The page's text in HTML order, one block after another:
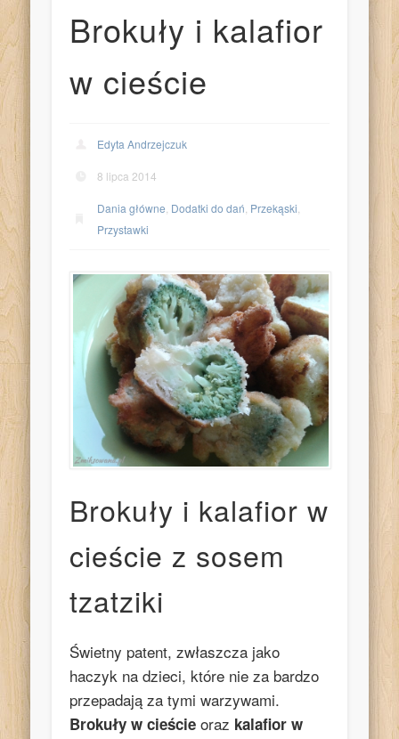
Brokuły i kalafior
w cieście
Edyta Andrzejczuk
8 lipca 2014
Dania główne Dodatki do dań Przekąski
Przystawki
Brokuły i kalafior w
cieście z sosem
tzatziki
Świetny patent, zwłaszcza jako
haczyk na dzieci, które nie za bardzo
przepadają za tymi warzywami.
Brokuły w cieście oraz kalafior w